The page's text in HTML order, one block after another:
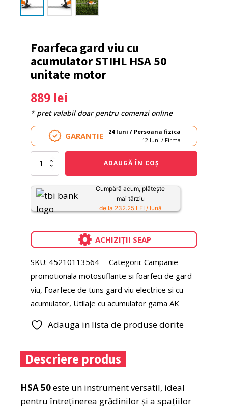
Foarfeca gard viu cu
acumulator STIHL HSA 50
unitate motor
889 lei
* pret valabil doar pentru comenzi online
GARANTIE
24 luni / Persoana fizica
12 luni / Firma
Cantitate
Foarfeca
viu
cu
acumulator
50
unitate
ADAUGĂ ÎN COȘ
Cumpără acum, plătește
mai târziu
de la 232.25 LEI / lună
ACHIZIȚII SEAP
SKU: 45210113564 Categorii: Campanie
promotionala motosuflante si foarfeci de gard
viu, Foarfece de tuns gard viu electrice si cu
acumulator, Utilaje cu acumulator gama AK
Adauga in lista de produse dorite
Descriere produs
HSA 50este un instrument versatil, ideal
pentru întreținerea grădinilor și a spațiilor